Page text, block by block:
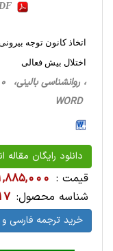
اتخاذ کانون توجه
اختلال بیش فعالی
WORD
دانلود رایگان مقاله
قیمت : 1,885,000
شناسه محصول:
خرید ترجمه فارسی و